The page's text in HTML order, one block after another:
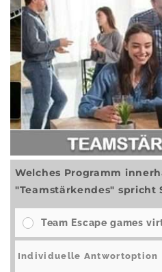
Welches Programm
"Teamstärkendes" spricht
Team Escape games